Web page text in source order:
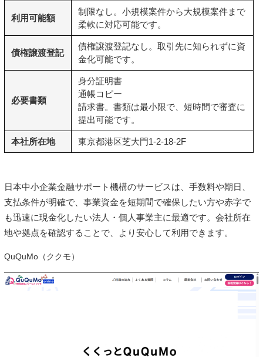
利用可能額
制限なし。小規模案件から大規模案件まで
柔軟に対応可能です。
債権譲渡登記
債権譲渡登記なし。取引先に知られずに資
金化可能です。
必要書類
身分証明書
通帳コピー
請求書。書類は最小限で、短時間で審査に
提出可能です。
本社所在地 東京都港区芝大門1-2-18-2F
日本中小企業金融サポート機構のサービスは、手数料や期日、
支払条件が明確で、事業資金を短期間で確保したい方や赤字で
も迅速に現金化したい法人・個人事業主に最適です。会社所在
地や拠点を確認することで、より安心して利用できます。
QuQuMo（ククモ）